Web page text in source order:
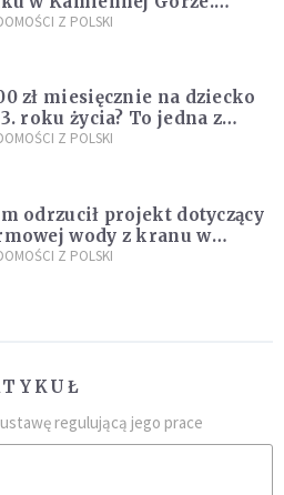
zatrzymała dwóch
Z POLSKI
zł miesięcznie na dziecko
roku życia? To jedna z
programu "Rozwój
Z POLSKI
odrzucił projekt dotyczący
wody z kranu w
Z POLSKI
regulującą jego prace